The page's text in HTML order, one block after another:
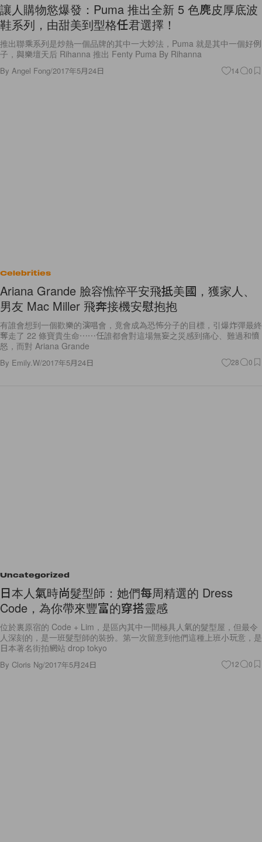
讓人購物慾爆發：Puma 推出全新 5 色麂皮厚底波
鞋系列，由甜美到型格任君選擇！
推出聯乘系列是炒熱一個品牌的其中一大妙法，Puma 就是其中一個好例
子，與樂壇天后 Rihanna 推出 Fenty Puma By Rihanna
By Angel Fong/2017年5月24日 14 0
Celebrities
Ariana Grande 臉容憔悴平安飛抵美國，獲家人、
男友 Mac Miller 飛奔接機安慰抱抱
有誰會想到一個歡樂的演唱會，竟會成為恐怖分子的目標，引爆炸彈最終
奪走了 22 條寶貴生命⋯⋯任誰都會對這場無妄之災感到痛心、難過和憤
怒，而對 Ariana Grande
By Emily.W/2017年5月24日 28 0
Uncategorized
日本人氣時尚髮型師：她們每周精選的 Dress
Code，為你帶來豐富的穿搭靈感
位於裏原宿的 Code + Lim，是區內其中一間極具人氣的髮型屋，但最令
人深刻的，是一班髮型師的裝扮。第一次留意到他們這種上班小玩意，是
日本著名街拍網站 drop tokyo
By Cloris Ng/2017年5月24日 12 0